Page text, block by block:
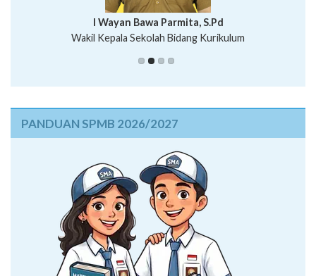
Putu Suhartana, S.Pd.
I Wayan Bawa Parmita, S.Pd
Wakil Kepala Sekolah Bidang Kurikulum
I Wayan Gede Aditya Pratita, S.Pd., M.Sn
Ni Wayan Nopi Sutantri, S.Pd.
PANDUAN SPMB 2026/2027